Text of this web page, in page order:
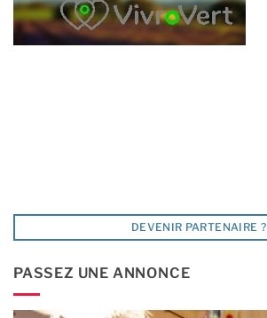
DEVENIR PARTENAIRE ?
PASSEZ UNE ANNONCE